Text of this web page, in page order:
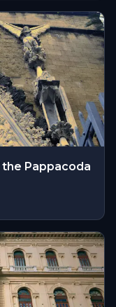
the Pappacoda